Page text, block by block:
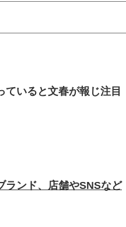
ていると文春が報じ注目
ランド、店舗やSNSなど